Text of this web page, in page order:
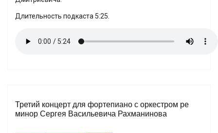
Длительность подкаста 5:25.
Третий концерт для фортепиано с оркестром ре
минор Сергея Васильевича Рахманинова